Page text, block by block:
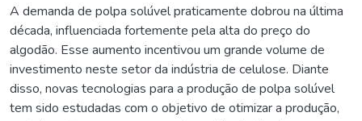
A demanda de polpa solúvel praticamente dobrou na última
década, influenciada fortemente pela alta do preço do
algodão. Esse aumento incentivou um grande volume de
investimento neste setor da indústria de celulose. Diante
disso, novas tecnologias para a produção de polpa solúvel
tem sido estudadas com o objetivo de otimizar a produção,